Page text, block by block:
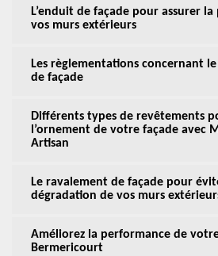
L’enduit de façade pour assurer
vos murs extérieurs
Les règlementations concernant
de façade
Différents types de revêtements
l’ornement de votre façade avec
Artisan
Le ravalement de façade pour
dégradation de vos murs
Améliorez la performance de
Bermericourt